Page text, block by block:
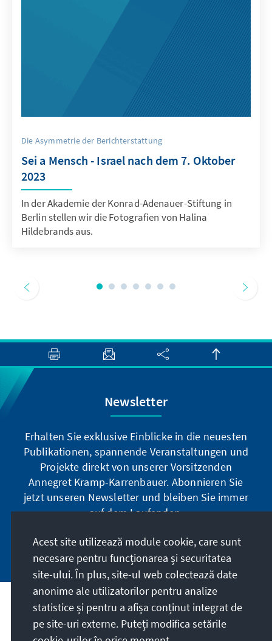
Die Asymmetrie der Berichterstattung
Sei a Mensch - Israel nach dem 7. Oktober
2023
In der Akademie der Konrad-Adenauer-Stiftung in
Berlin stellen wir die Fotografien von Halina
Hildebrands aus.
Newsletter
Erhalten Sie exklusive Einblicke in die neuesten
Publikationen, spannende Veranstaltungen und
Projekte direkt von unserer Vorsitzenden
Annegret Kramp-Karrenbauer. Abonnieren Sie
jetzt unseren Newsletter und bleiben Sie immer
auf dem Laufenden.
Jetzt abonnieren
Misiunea noastră
Acest site utilizează module cookie, care sunt
necesare pentru funcționarea și securitatea
site-ului. În plus, site-ul web colectează date
anonime ale utilizatorilor pentru analize
statistice și pentru a afișa conținut integrat de
pe site-uri externe. Puteți modifica setările